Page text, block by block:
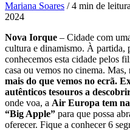
Mariana Soares / 4 min de
2024
Nova Iorque – Cidade com
cultura e dinamismo. À partida,
conhecemos esta cidade pelos
casa ou vemos no cinema. Mas,
mais do que vemos no ecrã.
autênticos tesouros a
onde voa, a Air Europa tem
“Big Apple” para que possa
oferecer. Fique a conhecer 6